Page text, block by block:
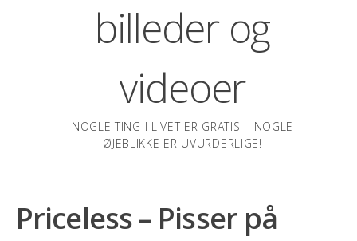
billeder og
videoer
NOGLE TING I LIVET ER GRATIS – NOGLE
ØJEBLIKKE ER UVURDERLIGE!
Priceless – Pisser på